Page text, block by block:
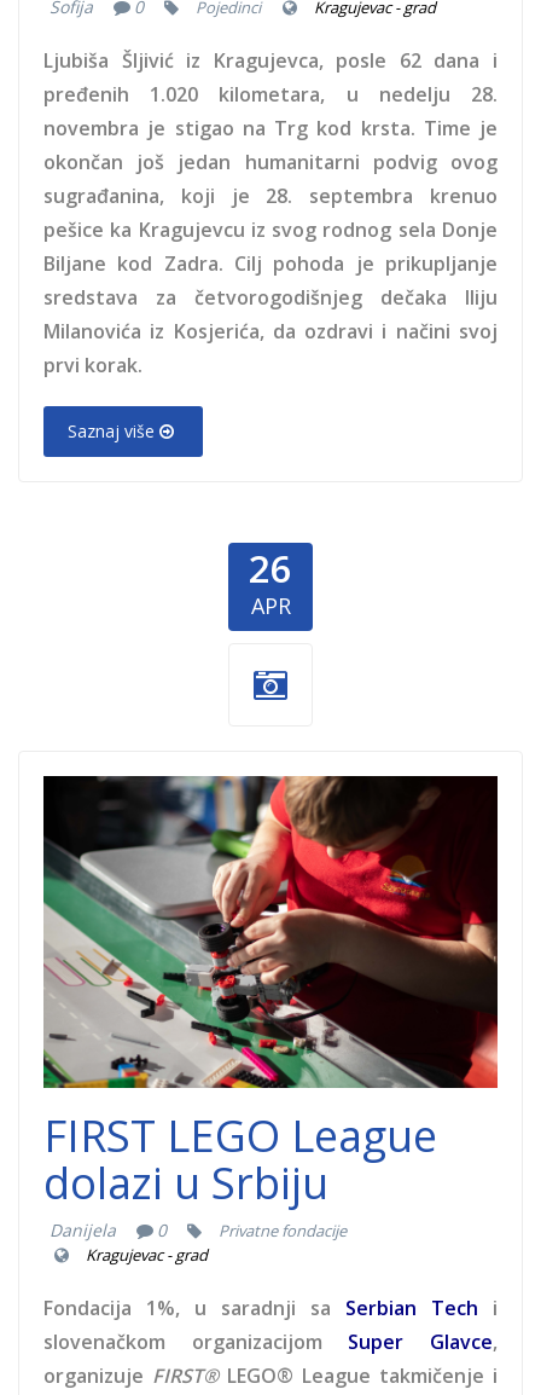
Sofija 0 Pojedinci Kragujevac - grad
Ljubiša Šljivić iz Kragujevca, posle 62 dana i
pređenih 1.020 kilometara, u nedelju 28.
novembra je stigao na Trg kod krsta. Time je
okončan još jedan humanitarni podvig ovog
sugrađanina, koji je 28. septembra krenuo
pešice ka Kragujevcu iz svog rodnog sela Donje
Biljane kod Zadra. Cilj pohoda je prikupljanje
sredstava za četvorogodišnjeg dečaka Iliju
Milanovića iz Kosjerića, da ozdravi i načini svoj
prvi korak.
Saznaj više
26
APR
first-lego-
league.png
FIRST LEGO League
dolazi u Srbiju
Danijela 0
Privatne fondacije
Kragujevac - grad
Fondacija 1%, u saradnji sa Serbian Tech i
slovenačkom organizacijom Super Glavce,
organizuje FIRST®LEGO® League takmičenje i